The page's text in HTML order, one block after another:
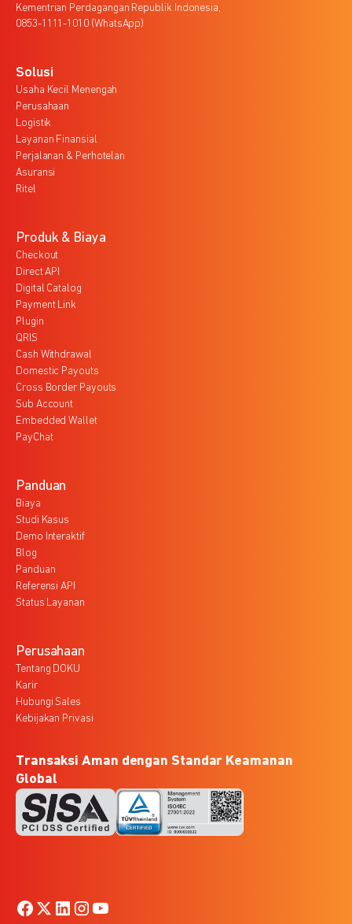
Kementrian Perdagangan Republik Indonesia,
0853-1111-1010 (WhatsApp)
Solusi
Usaha Kecil Menengah
Perusahaan
Logistik
Layanan Finansial
Perjalanan & Perhotelan
Asuransi
Ritel
Produk & Biaya
Checkout
Direct API
Digital Catalog
Payment Link
Plugin
QRIS
Cash Withdrawal
Domestic Payouts
Cross Border Payouts
Sub Account
Embedded Wallet
PayChat
Panduan
Biaya
Studi Kasus
Demo Interaktif
Blog
Panduan
Referensi API
Status Layanan
Perusahaan
Tentang DOKU
Karir
Hubungi Sales
Kebijakan Privasi
Transaksi Aman dengan Standar Keamanan
Global